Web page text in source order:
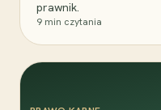
prawnik.
9 min czytania